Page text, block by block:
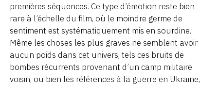
premières séquences. Ce type d’émotion reste bien
rare à l’échelle du film, où le moindre germe de
sentiment est systématiquement mis en sourdine.
Même les choses les plus graves ne semblent avoir
aucun poids dans cet univers, tels ces bruits de
bombes récurrents provenant d’un camp militaire
voisin, ou bien les références à la guerre en Ukraine,